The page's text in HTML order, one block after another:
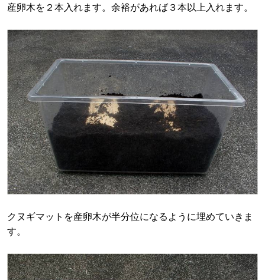
産卵木を２本入れます。余裕があれば３本以上入れます。
クヌギマットを産卵木が半分位になるように埋めていきま
す。